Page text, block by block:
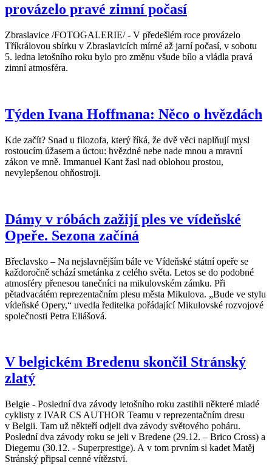
provázelo pravé zimní počasí
Zbraslavice /FOTOGALERIE/ - V předešlém roce provázelo
Tříkrálovou sbírku v Zbraslavicích mírné až jarní počasí, v sobotu
5. ledna letošního roku bylo pro změnu všude bílo a vládla pravá
zimní atmosféra.
Týden Ivana Hoffmana: Něco o hvězdách
Kde začít? Snad u filozofa, který říká, že dvě věci naplňují mysl
rostoucím úžasem a úctou: hvězdné nebe nade mnou a mravní
zákon ve mně. Immanuel Kant žasl nad oblohou prostou,
nevylepšenou ohňostroji.
Dámy v róbách zažijí ples ve vídeňské
Opeře. Sezona začíná
Břeclavsko – Na nejslavnějším bále ve Vídeňské státní opeře se
každoročně schází smetánka z celého světa. Letos se do podobné
atmosféry přenesou tanečníci na mikulovském zámku. Při
pětadvacátém reprezentačním plesu města Mikulova. „Bude ve stylu
vídeňské Opery,“ uvedla ředitelka pořádající Mikulovské rozvojové
společnosti Petra Eliášová.
V belgickém Bredenu skončil Stránský
zlatý
Belgie - Poslední dva závody letošního roku zastihli některé mladé
cyklisty z IVAR CS AUTHOR Teamu v reprezentačním dresu
v Belgii. Tam už někteří odjeli dva závody světového poháru.
Poslední dva závody roku se jeli v Bredene (29.12. – Brico Cross) a
Diegemu (30.12. - Superprestige). A v tom prvním si kadet Matěj
Stránský připsal cenné vítězství.